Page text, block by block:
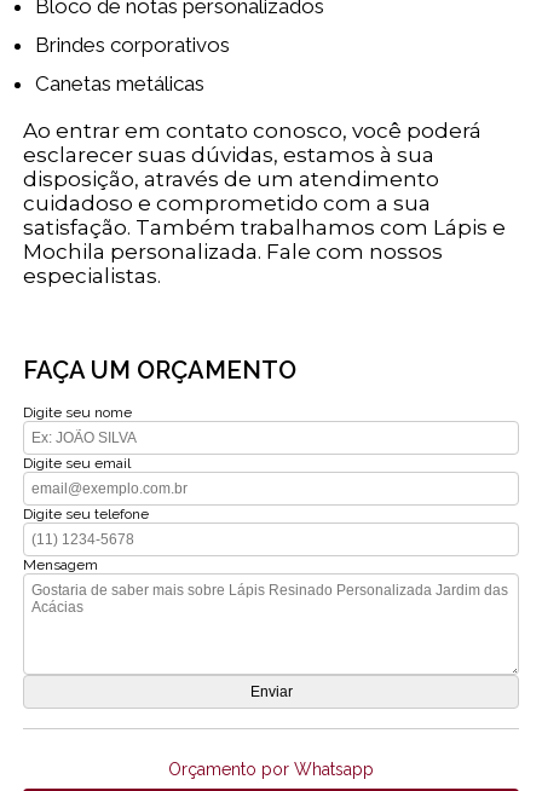
Bloco de notas personalizados
Brindes corporativos
Canetas metálicas
Ao entrar em contato conosco, você poderá
esclarecer suas dúvidas, estamos à sua
disposição, através de um atendimento
cuidadoso e comprometido com a sua
satisfação. Também trabalhamos com Lápis e
Mochila personalizada. Fale com nossos
especialistas.
FAÇA UM ORÇAMENTO
Digite seu nome
Digite seu email
Digite seu telefone
Mensagem
Orçamento por Whatsapp